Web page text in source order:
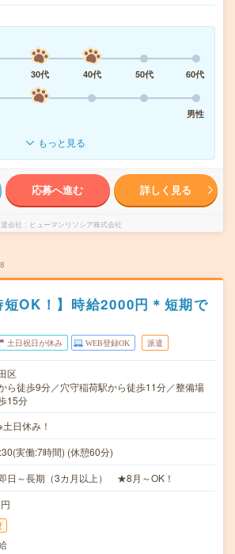
30代 40代 50代
60代
男性
もっと見る
応募へ進む 詳しく見る
会社 ヒューマンリソシア株式会社
短OK！】時給2000円＊短期で
土日祝日が休み WEB登録OK 派遣
区
ら徒歩9分／穴守稲荷駅から徒歩11分／整備場
15分
日休み！
実働:7時間) (休憩60分)
即日～長期（3カ月以上） ★8月～OK！